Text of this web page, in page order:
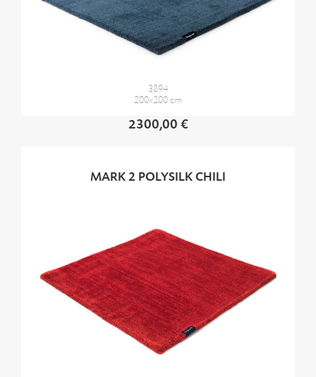
3894
200x200 cm
2300,00 €
MARK 2 POLYSILK CHILI